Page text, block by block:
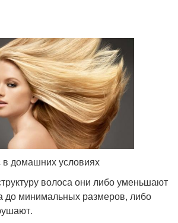
домашних условиях
волоса они либо уменьшают
до минимальных размеров, либо